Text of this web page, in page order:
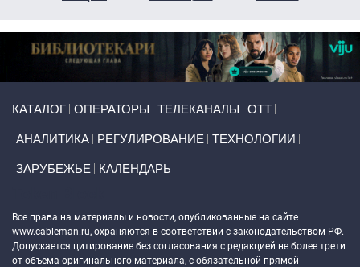
КАТАЛОГ ОПЕРАТОРЫ ТЕЛЕКАНАЛЫ ОТТ
АНАЛИТИКА РЕГУЛИРОВАНИЕ ТЕХНОЛОГИИ
ЗАРУБЕЖЬЕ КАЛЕНДАРЬ
Все права на материалы и новости, опубликованные на сайте
www.cableman.ru, охраняются в соответствии с законодательством РФ.
Допускается цитирование без согласования с редакцией не более трети
от объема оригинального материала, с обязательной прямой